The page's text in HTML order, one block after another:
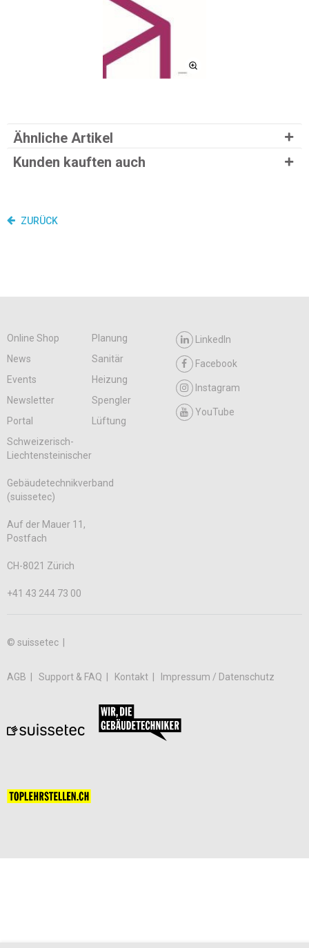
Ähnliche Artikel
Kunden kauften auch
ZURÜCK
Online Shop
Planung
News
Sanitär
Events
Heizung
Newsletter
Spengler
Portal
Lüftung
LinkedIn
Facebook
Instagram
YouTube
Schweizerisch-
Liechtensteinischer
Gebäudetechnikverband
(suissetec)
Auf der Mauer 11,
Postfach
CH-8021 Zürich
+41 43 244 73 00
© suissetec |
AGB Support & FAQ Kontakt Impressum / Datenschutz